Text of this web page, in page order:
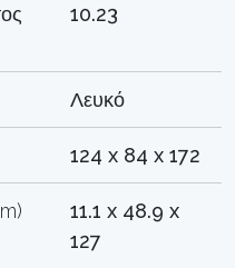
10.23
Λευκό
124 x 84 x 172
11.1 x 48.9 x
127